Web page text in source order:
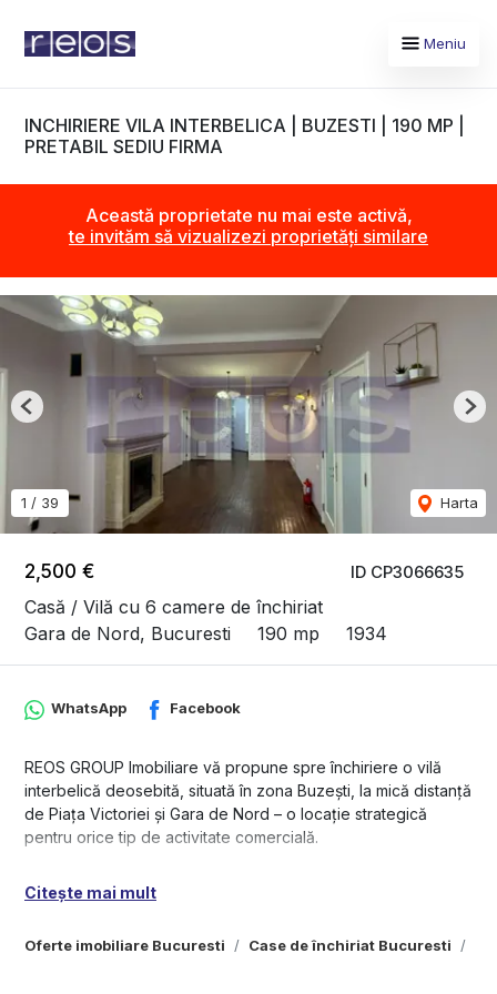
Meniu
INCHIRIERE VILA INTERBELICA | BUZESTI | 190 MP |
PRETABIL SEDIU FIRMA
Această proprietate nu mai este activă,
te invităm să vizualizezi proprietăți similare
ID CP3066635
2,500 €
Casă / Vilă cu 6 camere de închiriat
Gara de Nord, Bucuresti
190 mp 1934
1 / 39 Harta
Previous
Oferte imobiliare Bucuresti Case de închiriat Bucuresti
WhatsApp Facebook
REOS GROUP Imobiliare vă propune spre închiriere o vilă
interbelică deosebită, situată în zona Buzești, la mică distanță
de Piața Victoriei și Gara de Nord – o locație strategică
pentru orice tip de activitate comercială.
- Suprafață utilă: 190 mp
- An construcție: 1934
Citește mai mult